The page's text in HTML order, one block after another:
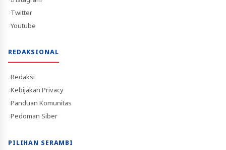
Twitter
Youtube
REDAKSIONAL
Redaksi
Kebijakan Privacy
Panduan Komunitas
Pedoman Siber
PILIHAN SERAMBI